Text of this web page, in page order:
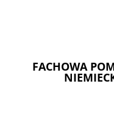
FACHOWA